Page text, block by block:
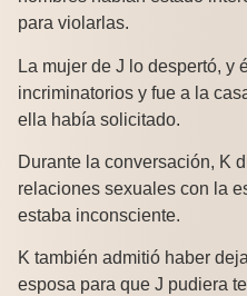
para violarlas.
La mujer de J lo despertó, y
incriminatorios y fue a la
ella había solicitado.
Durante la conversación, K
relaciones sexuales con la
estaba inconsciente.
K también admitió haber
esposa para que J pudiera